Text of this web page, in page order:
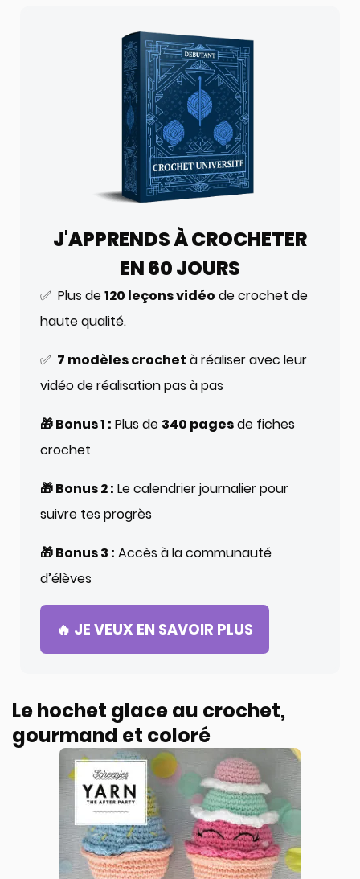
J'APPRENDS À CROCHETER
EN 60 JOURS
✅ Plus de120 leçons vidéo de crochet de
haute qualité.
✅ 7 modèles crochet à réaliser avec leur
vidéo de réalisation pas à pas
🎁 Bonus 1 : Plus de 340 pagesde fiches
crochet
🎁 Bonus 2 : Le calendrier journalier pour
suivre tes progrès
🎁 Bonus 3 : Accès à la communauté
d’élèves
🔥 JE VEUX EN SAVOIR PLUS
Le hochet glace au crochet,
gourmand et coloré